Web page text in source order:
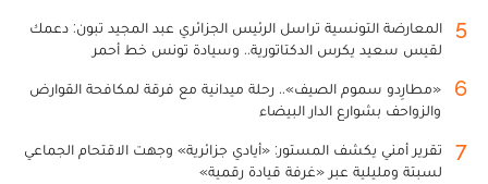
5
المعارضة التونسية تراسل الرئيس الجزائري عبد المجيد تبون: دعمك
لقيس سعيد يكرس الدكتاتورية.. وسيادة تونس خط أحمر
6
«مطارِدو سموم الصيف».. رحلة ميدانية مع فرقة لمكافحة القوارض
والزواحف بشوارع الدار البيضاء
7
تقرير أمني يكشف المستور: «أيادي جزائرية» وجهت الاقتحام الجماعي
لسبتة ومليلية عبر «غرفة قيادة رقمية»